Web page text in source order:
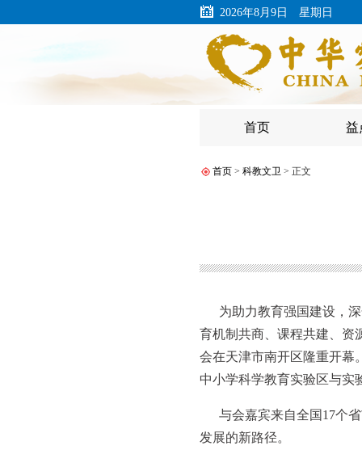
2026年8月9日 星期日
首页 益
首页> 科教文卫> 正文
为助力教育强国建设，
育机制共商、课程共建、资
会在天津市南开区隆重开幕
中小学科学教育实验区与实
与会嘉宾来自全国17个
发展的新路径。